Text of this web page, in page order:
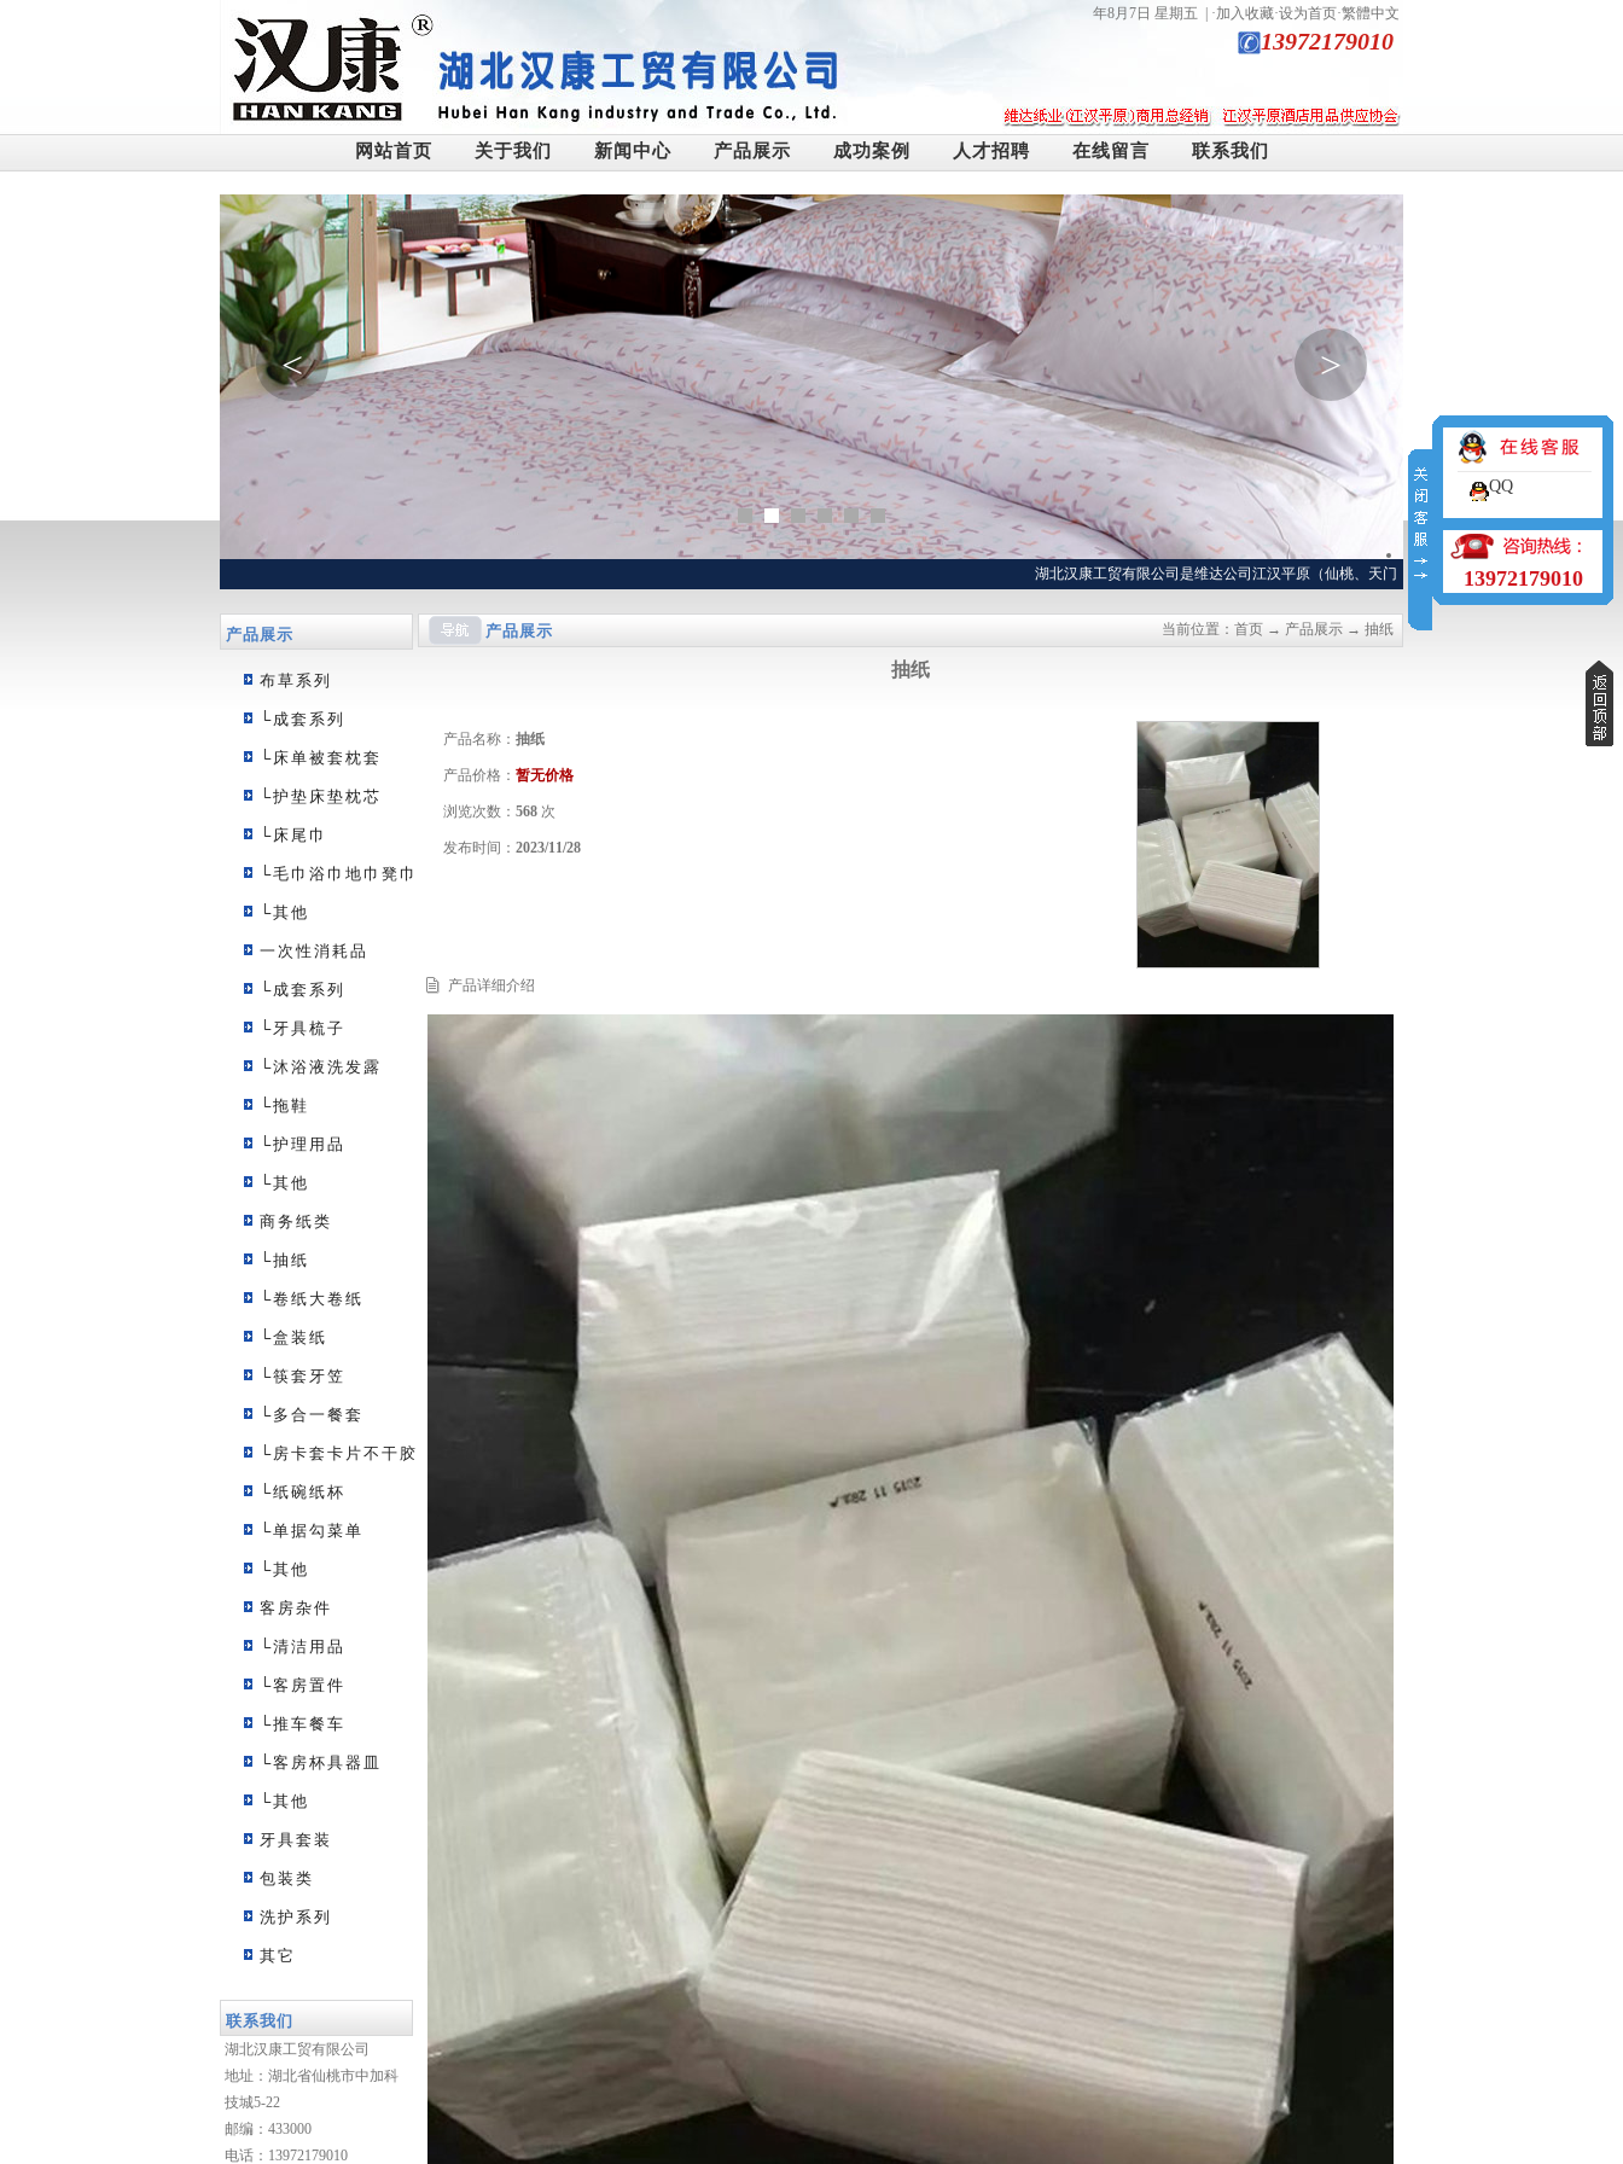
年8月7日 星期五 | ·加入收藏·设为首页·繁體中文
13972179010
网站首页 关于我们 新闻中心 产品展示 成功案例 人才招聘 在线留言 联系我们
>
<
湖北汉康工贸有限公司是维达公司江汉平原（仙桃、天门、潜江、洪湖）特约经销商，长年提
产品展示
布草系列
└成套系列
└床单被套枕套
└护垫床垫枕芯
└床尾巾
└毛巾浴巾地巾凳巾
└其他
一次性消耗品
└成套系列
└牙具梳子
└沐浴液洗发露
└拖鞋
└护理用品
└其他
商务纸类
└抽纸
└卷纸大卷纸
└盒装纸
└筷套牙笠
└多合一餐套
└房卡套卡片不干胶
└纸碗纸杯
└单据勾菜单
└其他
客房杂件
└清洁用品
└客房置件
└推车餐车
└客房杯具器皿
└其他
牙具套装
包装类
洗护系列
其它
联系我们
湖北汉康工贸有限公司
地址：湖北省仙桃市中加科
技城5-22
邮编：433000
电话：13972179010
产品展示 当前位置： 首页→ 产品展示→ 抽纸
抽纸
产品名称： 抽纸
产品价格： 暂无价格
浏览次数： 568次
发布时间： 2023/11/28
产品详细介绍
QQ
13972179010